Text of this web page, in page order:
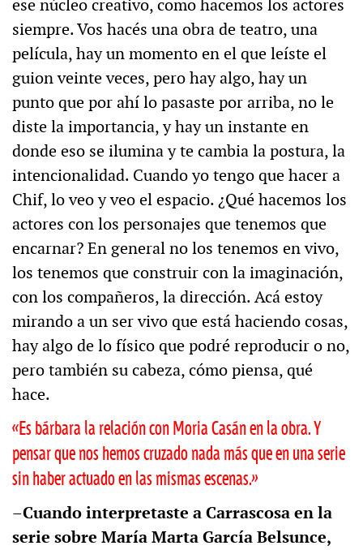
ese núcleo creativo, como hacemos los actores
siempre. Vos hacés una obra de teatro, una
película, hay un momento en el que leíste el
guion veinte veces, pero hay algo, hay un
punto que por ahí lo pasaste por arriba, no le
diste la importancia, y hay un instante en
donde eso se ilumina y te cambia la postura, la
intencionalidad. Cuando yo tengo que hacer a
Chif, lo veo y veo el espacio. ¿Qué hacemos los
actores con los personajes que tenemos que
encarnar? En general no los tenemos en vivo,
los tenemos que construir con la imaginación,
con los compañeros, la dirección. Acá estoy
mirando a un ser vivo que está haciendo cosas,
hay algo de lo físico que podré reproducir o no,
pero también su cabeza, cómo piensa, qué
hace.
«Es bárbara la relación con Moria Casán en la obra. Y
pensar que nos hemos cruzado nada más que en una serie
sin haber actuado en las mismas escenas.»
–Cuando interpretaste a Carrascosa en la
serie sobre María Marta García Belsunce,